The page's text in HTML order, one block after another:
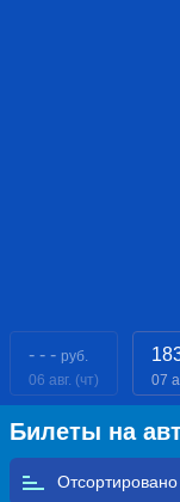
- - - руб.
06 авг. (чт)
07
Билеты на